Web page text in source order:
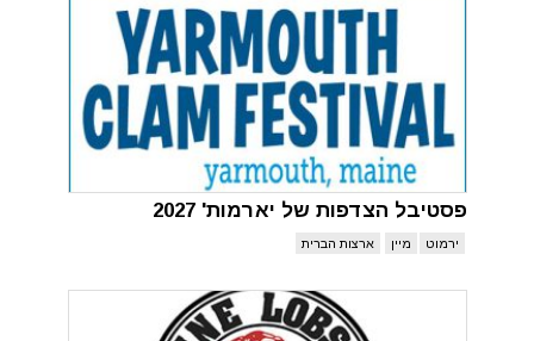
פסטיבל הצדפות של יארמות' 2027
ירמוט מיין ארצות הברית